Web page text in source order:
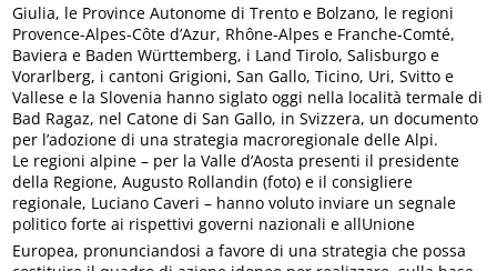
Giulia, le Province Autonome di Trento e Bolzano, le regioni
Provence-Alpes-Côte d’Azur, Rhône-Alpes e Franche-Comté,
Baviera e Baden Württemberg, i Land Tirolo, Salisburgo e
Vorarlberg, i cantoni Grigioni, San Gallo, Ticino, Uri, Svitto e
Vallese e la Slovenia hanno siglato oggi nella località termale di
Bad Ragaz, nel Catone di San Gallo, in Svizzera, un documento
per l’adozione di una strategia macroregionale delle Alpi.
Le regioni alpine – per la Valle d’Aosta presenti il presidente
della Regione, Augusto Rollandin (foto) e il consigliere
regionale, Luciano Caveri – hanno voluto inviare un segnale
politico forte ai rispettivi governi nazionali e allUnione
Europea, pronunciandosi a favore di una strategia che possa